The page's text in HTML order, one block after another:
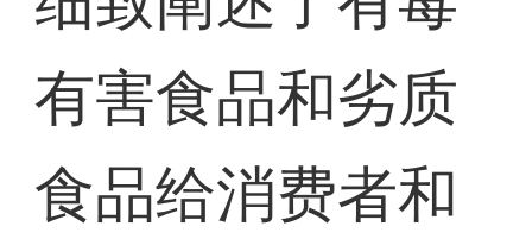
有害食品和劣质
食品给消费者和